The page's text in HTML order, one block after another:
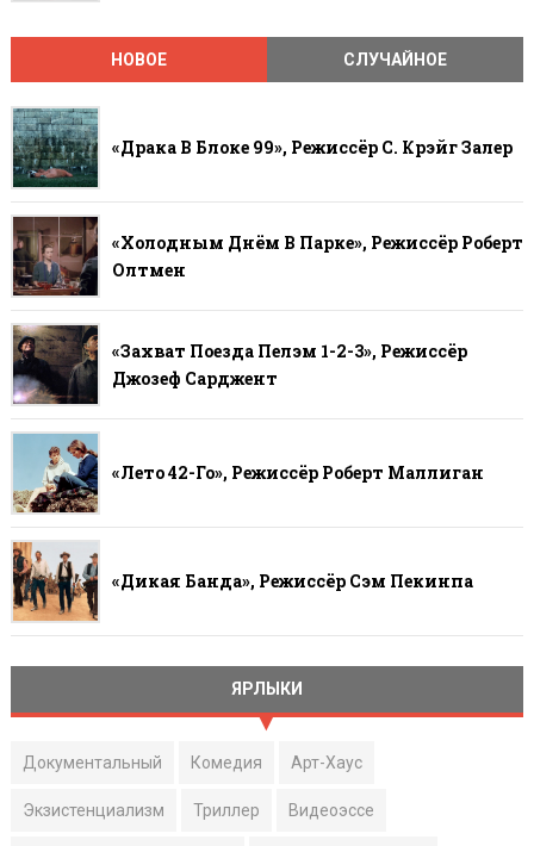
НОВОЕ СЛУЧАЙНОЕ
«Драка В Блоке 99», Режиссёр С. Крэйг Залер
«Холодным Днём В Парке», Режиссёр Роберт
Олтмен
«Захват Поезда Пелэм 1-2-3», Режиссёр
Джозеф Сарджент
«Лето 42-Го», Режиссёр Роберт Маллиган
«Дикая Банда», Режиссёр Сэм Пекинпа
ЯРЛЫКИ
Документальный Комедия Арт-Хаус
Экзистенциализм Триллер Видеоэссе